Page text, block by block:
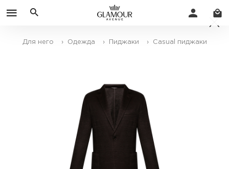
Для него › Одежда › Пиджаки › Casual пиджаки